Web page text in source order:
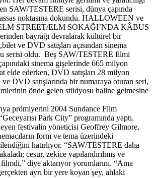
SAW/TESTERE serisi, dünya çapında
noktasına dokundu. HALLOWEEN ve
STREET/ELM SOKAĞI’NDA KÂBUS
bayrağı devralarak kültürel bir
ve DVD satışları açısından sinema
serisi oldu. Beş SAW/TESTERE filmi
sinema gişelerinde 665 milyon
elde ederken, DVD satışları 28 milyon
DVD satışlarında bir numaraya oturan seri,
önde gelen stüdyosu haline gelmesine
prömiyerini 2004 Sundance Film
Park City” programında yaptı.
festivalin yöneticisi Geoffrey Gilmore,
form ve tema üzerindeki
hatırlıyor. “SAW/TESTERE daha
cesur, zekice yapılandırılmış ve
diye aktarıyor yorumlarını. “Ama
ayrı bir yere koyan şey, ahlaki